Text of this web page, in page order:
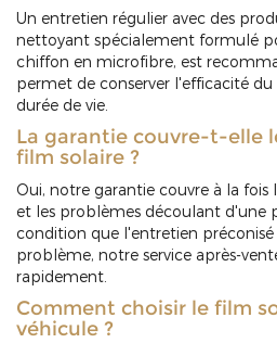
Un entretien régulier avec des
nettoyant spécialement formulé
chiffon en microfibre, est
permet de conserver l'efficacité
durée de vie.
La garantie couvre-t-elle
film solaire ?
Oui, notre garantie couvre à la fois
et les problèmes découlant d'une
condition que l'entretien préconisé
problème, notre service après-
rapidement.
Comment choisir le film
véhicule ?